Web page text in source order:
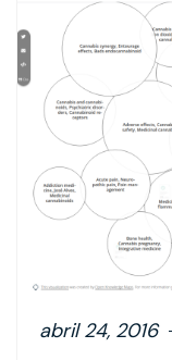
abril 24, 2016